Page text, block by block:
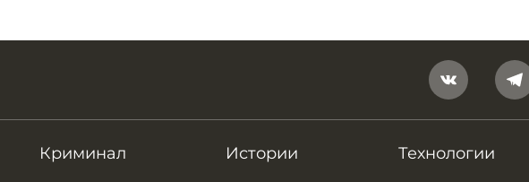
Криминал Истории Технологии